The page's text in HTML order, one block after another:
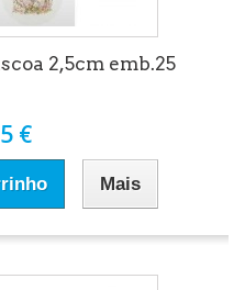
2,5cm emb.25
€
Mais